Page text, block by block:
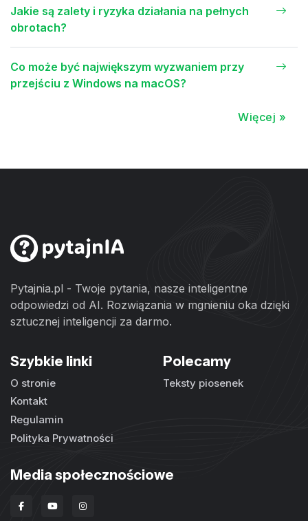
Jakie są zalety i ryzyka działania na pełnych
obrotach?
Co może być największym wyzwaniem przy
przejściu z Windows na macOS?
Więcej »
Pytajnia.pl - Twoje pytania, nasze inteligentne
odpowiedzi od AI. Rozwiązania w mgnieniu oka dzięki
sztucznej inteligencji za darmo.
Szybkie linki
O stronie
Kontakt
Regulamin
Polityka Prywatności
Polecamy
Teksty piosenek
Media społecznościowe